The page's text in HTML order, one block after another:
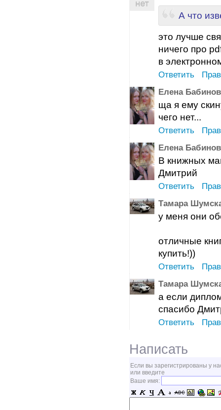
А что
это лучше
ничего про
в
Ответить
Елена
ща я ему
чего нет...
Ответить
Елена
В книжных
Дмитрий
Ответить
Тамара
у меня они
отличные
купить!))
Ответить
Тамара
а если
спасибо
Ответить
Написать
Если вы зарегистрированы у
или введите
Ваше имя: